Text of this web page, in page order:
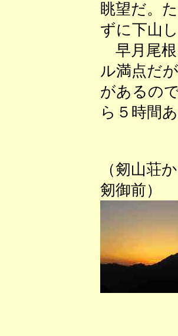
眺望だ。
ずに下山し
早月尾根
ル満点だ
があるの
ら５時間
（剱山
剱御前